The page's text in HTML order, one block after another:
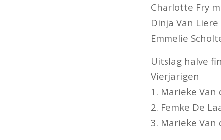
Charlotte Fry
Dinja Van
Emmelie
Uitslag halve
Vierjarigen
1. Marieke Van
2. Femke De
3. Marieke Van